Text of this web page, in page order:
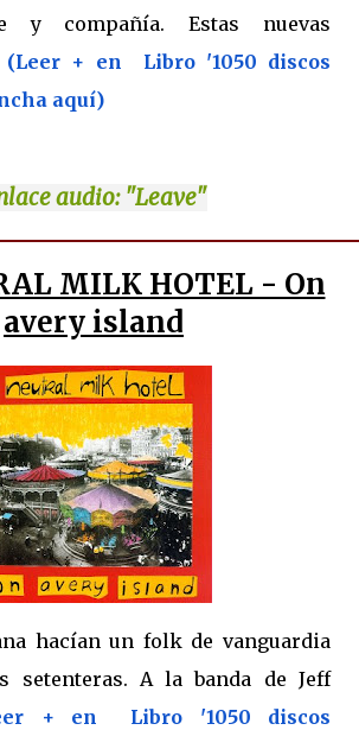
y compañía. Estas nuevas
(Leer + en Libro '1050 discos
aquí)
audio: "Leave"
MILK HOTEL - On
avery island
hacían un folk de vanguardia
setenteras. A la banda de Jeff
+ en Libro '1050 discos